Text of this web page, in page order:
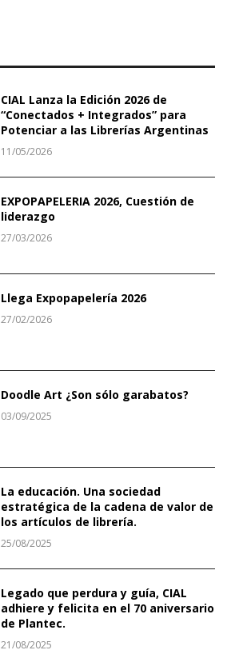
CIAL Lanza la Edición 2026 de
“Conectados + Integrados” para
Potenciar a las Librerías Argentinas
11/05/2026
EXPOPAPELERIA 2026, Cuestión de
liderazgo
27/03/2026
Llega Expopapelería 2026
27/02/2026
Doodle Art ¿Son sólo garabatos?
03/09/2025
La educación. Una sociedad
estratégica de la cadena de valor de
los artículos de librería.
25/08/2025
Legado que perdura y guía, CIAL
adhiere y felicita en el 70 aniversario
de Plantec.
21/08/2025